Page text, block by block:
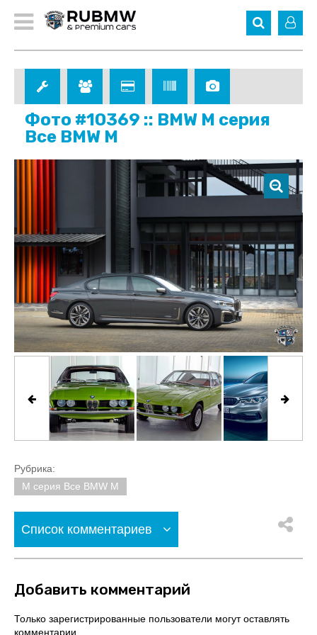
Фото #10369 :: BMW M серия
Все BMW M
Рубрика:
M серия Все BMW M
Список комментариев
Добавить комментарий
Только зарегистрированные пользователи могут оставлять
комментарии.